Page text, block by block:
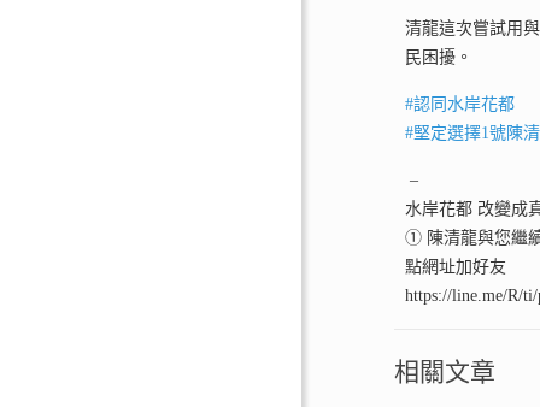
清龍這次嘗試用
民困擾。
#認同水岸花都
#堅定選擇1號陳
–
水岸花都 改變成
① 陳清龍與您繼
點網址加好友
https://line.me/R/
相關文章